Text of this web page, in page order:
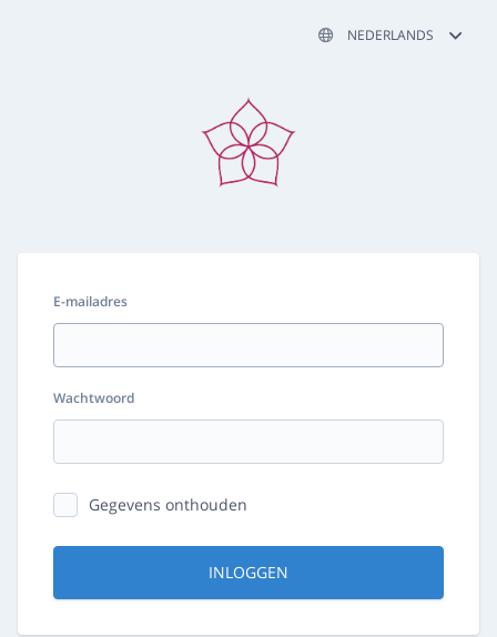
NEDERLANDS
E-mailadres
Wachtwoord
Gegevens onthouden
INLOGGEN